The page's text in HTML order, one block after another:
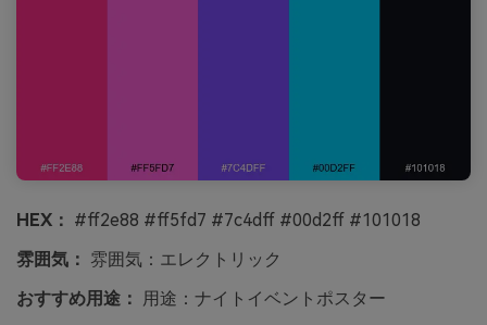
HEX： #ff2e88 #ff5fd7 #7c4dff #00d2ff #101018
雰囲気： 雰囲気：エレクトリック
おすすめ用途： 用途：ナイトイベントポスター